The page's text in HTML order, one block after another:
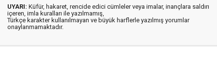
UYARI: Küfür, hakaret, rencide edici cümleler veya imalar, inançlara saldırı
içeren, imla kuralları ile yazılmamış,
Türkçe karakter kullanılmayan ve büyük harflerle yazılmış yorumlar
onaylanmamaktadır.